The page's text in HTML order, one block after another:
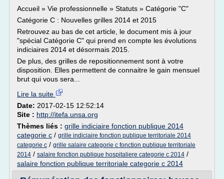
Accueil » Vie professionnelle » Statuts » Catégorie "C"
Catégorie C : Nouvelles grilles 2014 et 2015
Retrouvez au bas de cet article, le document mis à jour
"spécial Catégorie C" qui prend en compte les évolutions
indiciaires 2014 et désormais 2015.
De plus, des grilles de repositionnement sont à votre
disposition. Elles permettent de connaitre le gain mensuel
brut qui vous sera...
Lire la suite
Date: 2017-02-15 12:52:14
Site : http://itefa.unsa.org
Thèmes liés : grille indiciaire fonction publique 2014
categorie c / grille indiciaire fonction publique territoriale 2014
categorie c / grille salaire categorie c fonction publique territoriale
2014 / salaire fonction publique hospitaliere categorie c 2014 /
salaire fonction publique territoriale categorie c 2014